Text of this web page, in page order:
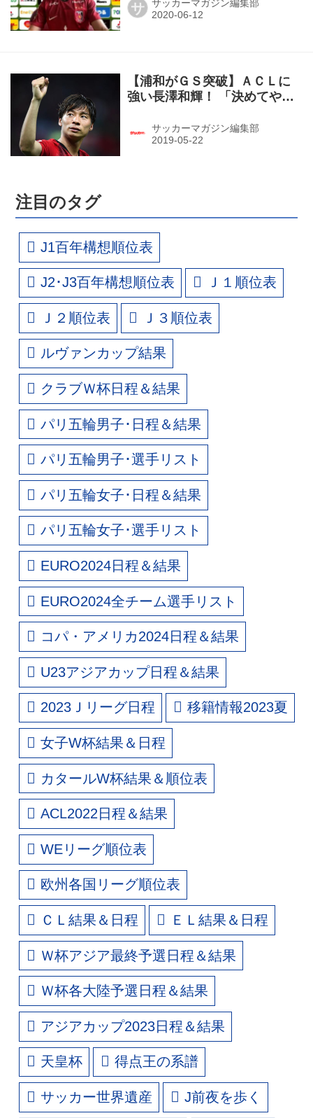
サ サッカーマガジン編集部
【浦和がＧＳ突破】ＡＣＬに
強い長澤和輝！ 「決めてやる
サッカーマガジン編集部
注目のタグ
J1百年構想順位表
J2･J3百年構想順位表 Ｊ１順位表
Ｊ２順位表 Ｊ３順位表
ルヴァンカップ結果
クラブＷ杯日程＆結果
パリ五輪男子･日程＆結果
パリ五輪男子･選手リスト
パリ五輪女子･日程＆結果
パリ五輪女子･選手リスト
EURO2024日程＆結果
EURO2024全チーム選手リスト
コパ・アメリカ2024日程＆結果
U23アジアカップ日程＆結果
2023Ｊリーグ日程 移籍情報2023夏
女子W杯結果＆日程
カタールW杯結果＆順位表
ACL2022日程＆結果
WEリーグ順位表
欧州各国リーグ順位表
ＣＬ結果＆日程 ＥＬ結果＆日程
Ｗ杯アジア最終予選日程＆結果
Ｗ杯各大陸予選日程＆結果
アジアカップ2023日程＆結果
天皇杯 得点王の系譜
サッカー世界遺産 J前夜を歩く